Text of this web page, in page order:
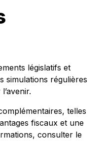
législatifs et
simulations régulières
telles
fiscaux et une
consulter le